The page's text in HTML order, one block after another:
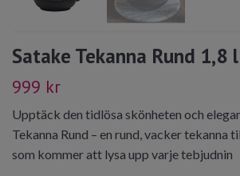
Satake Tekanna Rund 1,8 l
999 kr
Upptäck den tidlösa skönheten och
Tekanna Rund – en rund, vacker tekanna
som kommer att lysa upp varje tebjudnin